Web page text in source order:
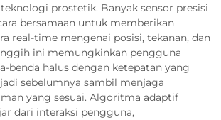
prostetik. Banyak sensor presisi
bersamaan untuk memberikan
real-time mengenai posisi, tekanan, dan
ini memungkinkan pengguna
benda halus dengan ketepatan yang
sebelumnya sambil menjaga
yang sesuai. Algoritma adaptif
dari interaksi pengguna,